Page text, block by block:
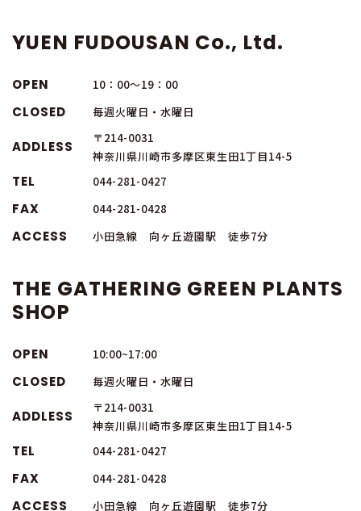
YUEN FUDOUSAN Co., Ltd.
OPEN 10：00～19：00
CLOSED 毎週火曜日・水曜日
ADDLESS
〒214-0031
神奈川県川崎市多摩区東生田1丁目14-5
TEL 044-281-0427
FAX 044-281-0428
ACCESS 小田急線 向ヶ丘遊園駅 徒歩7分
THE GATHERING GREEN PLANTS
SHOP
OPEN 10:00~17:00
CLOSED 毎週火曜日・水曜日
ADDLESS
〒214-0031
神奈川県川崎市多摩区東生田1丁目14-5
TEL 044-281-0427
FAX 044-281-0428
ACCESS 小田急線 向ヶ丘遊園駅 徒歩7分